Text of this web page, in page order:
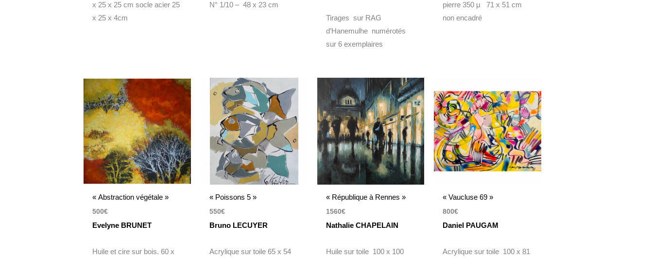
x 25 x 25 cm socle acier 25
x 25 x 4cm
N° 1/10 – 48 x 23 cm
Tirages sur RAG
d’Hanemulhe numérotés
sur 6 exemplaires
pierre 350 μ 71 x 51 cm
non encadré
« Abstraction végétale »
500€
Evelyne BRUNET
Huile et cire sur bois. 60 x
« Poissons 5 »
550€
Bruno LECUYER
Acrylique sur toile 65 x 54
« République à Rennes »
1560€
Nathalie CHAPELAIN
Huile sur toile 100 x 100
« Vaucluse 69 »
800€
Daniel PAUGAM
Acrylique sur toile 100 x 81